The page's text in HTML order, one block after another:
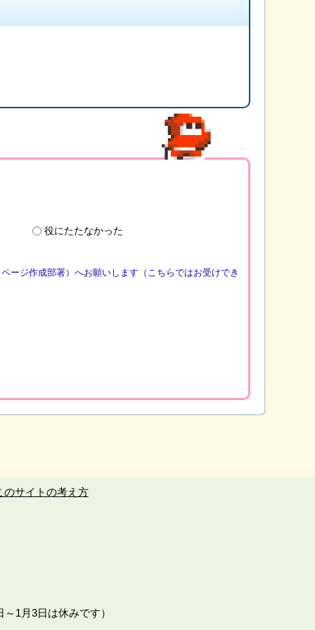
役にたたなかった
ージ作成部署）へお願いします（こちらではお受けでき
のサイトの考え方
1月3日は休みです）